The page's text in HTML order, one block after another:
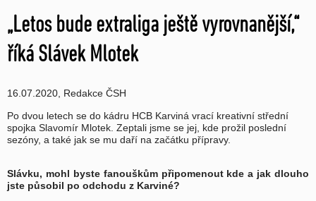
„Letos bude extraliga ještě vyrovnanější,“
říká Slávek Mlotek
16.07.2020, Redakce ČSH
Po dvou letech se do kádru HCB Karviná vrací kreativní střední
spojka Slavomír Mlotek. Zeptali jsme se jej, kde prožil poslední
sezóny, a také jak se mu daří na začátku přípravy.
Slávku, mohl byste fanouškům připomenout kde a jak dlouho
jste působil po odchodu z Karviné?